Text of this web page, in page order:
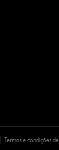
Termos e condições